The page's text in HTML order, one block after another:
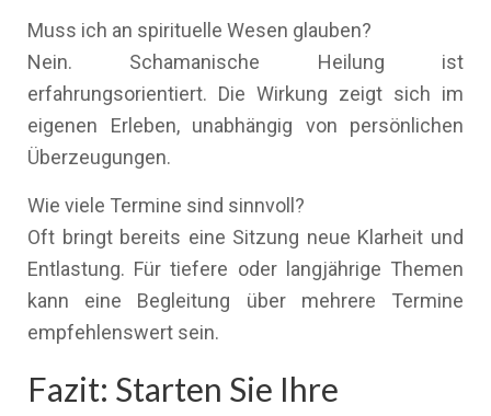
Muss ich an spirituelle Wesen glauben?
Nein. Schamanische Heilung ist
erfahrungsorientiert. Die Wirkung zeigt sich im
eigenen Erleben, unabhängig von persönlichen
Überzeugungen.
Wie viele Termine sind sinnvoll?
Oft bringt bereits eine Sitzung neue Klarheit und
Entlastung. Für tiefere oder langjährige Themen
kann eine Begleitung über mehrere Termine
empfehlenswert sein.
Fazit: Starten Sie Ihre